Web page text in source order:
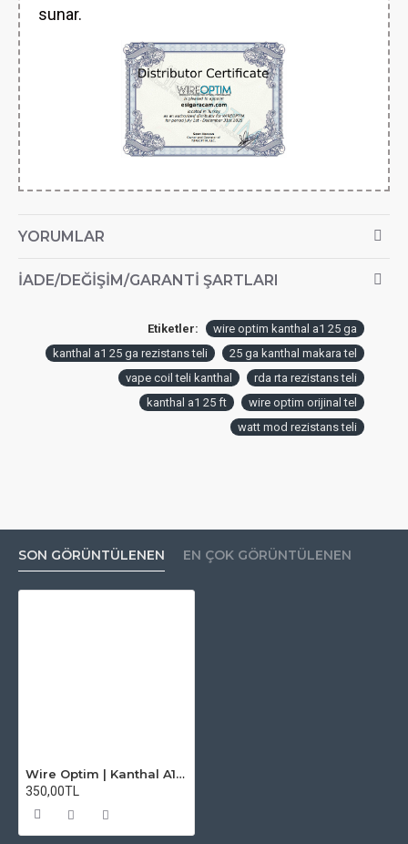
sunar.
YORUMLAR
İADE/DEĞIŞIM/GARANTI ŞARTLARI
Etiketler:
wire optim kanthal a1 25 ga
kanthal a1 25 ga rezistans teli
25 ga kanthal makara tel
vape coil teli kanthal
rda rta rezistans teli
kanthal a1 25 ft
wire optim orijinal tel
watt mod rezistans teli
SON GÖRÜNTÜLENEN EN ÇOK GÖRÜNTÜLENEN
Wire Optim | Kanthal A1 - 25 GA Makara Rezistans Teli - 25 FT - Orijinal
350,00TL